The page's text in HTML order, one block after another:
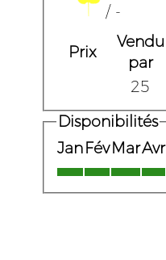
/ -
Prix
Vendu
par
25
Disponibilités
JanFévMarAvr